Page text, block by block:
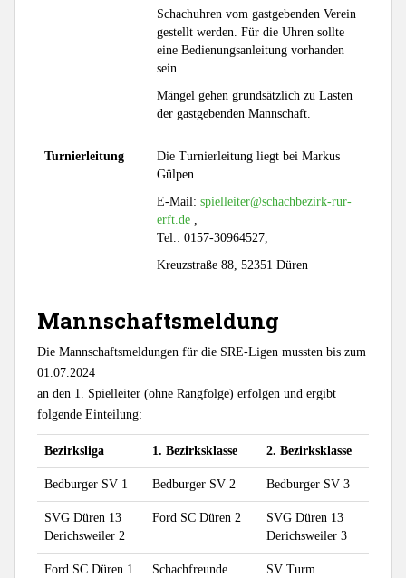
Schachuhren vom gastgebenden Verein
gestellt werden. Für die Uhren sollte
eine Bedienungsanleitung vorhanden
sein.
Mängel gehen grundsätzlich zu Lasten
der gastgebenden Mannschaft.
Turnierleitung
Die Turnierleitung liegt bei Markus
Gülpen.
E-Mail: spielleiter@schachbezirk-rur-
erft.de
Tel.: 0157-30964527,
Kreuzstraße 88, 52351 Düren
Mannschaftsmeldung
Die Mannschaftsmeldungen für die SRE-Ligen mussten bis zum
01.07.2024
an den 1. Spielleiter (ohne Rangfolge) erfolgen und ergibt
folgende Einteilung:
Bezirksliga 1. Bezirksklasse 2. Bezirksklasse
Bedburger SV 1 Bedburger SV 2 Bedburger SV 3
SVG Düren 13
Derichsweiler 2
Ford SC Düren 2
SVG Düren 13
Derichsweiler 3
Ford SC Düren 1
Schachfreunde
SV Turm